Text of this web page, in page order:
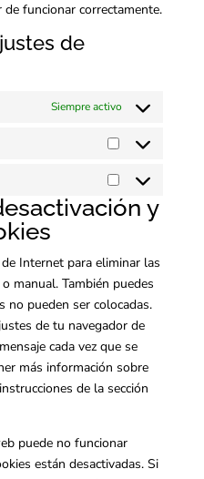
funcionar correctamente.
de
Siempre activo
Estadísticas
Marketing
y
Internet para eliminar las
manual. También puedes
no pueden ser colocadas.
de tu navegador de
cada vez que se
más información sobre
de la sección
puede no funcionar
están desactivadas. Si